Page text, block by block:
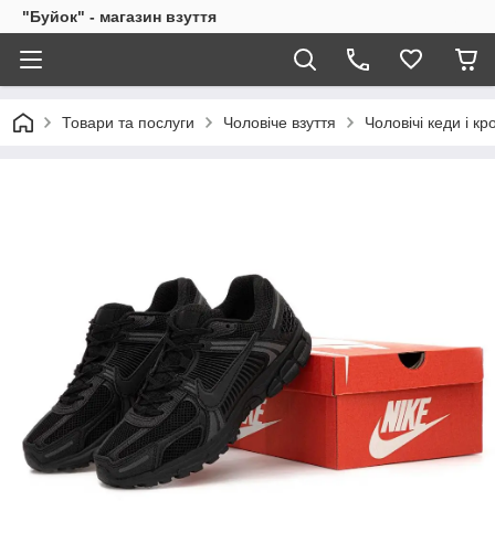
"Буйок" - магазин взуття
Товари та послуги Чоловіче взуття Чоловічі кеди і